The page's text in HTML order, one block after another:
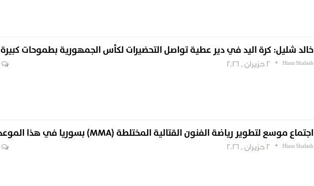
خالد شليل: كرة اليد في دير عطية تواصل التحضيرات لكأس الجمهورية بطموحات كبيرة
Hiam Shalash 2 حزيران , 2026
اجتماع موسع لتطوير رياضة الفنون القتالية المختلطة (MMA) بسوريا في هذا الموعد
Hiam Shalash 2 حزيران , 2026